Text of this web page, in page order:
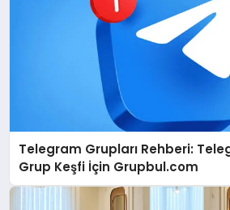
Telegram Grupları Rehberi:
Grup Keşfi İçin Grupbul.com